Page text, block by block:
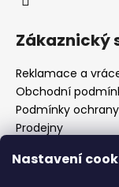
Nastavení
Zákaznický
Reklamace a
Obchodní
Podmínky
Prodejny
Značky